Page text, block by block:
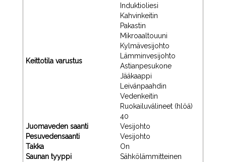
Keittotila varustus
Induktioliesi
Kahvinkeitin
Pakastin
Mikroaaltouuni
Kylmävesijohto
Lämminvesijohto
Astianpesukone
Jääkaappi
Leivänpaahdin
Vedenkeitin
Ruokailuvälineet (hlöä)
40
Juomaveden saanti
Vesijohto
Pesuvedensaanti
Vesijohto
Takka
On
Saunan tyyppi
Sähkölämmitteinen